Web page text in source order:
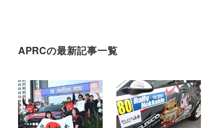
APRCの最新記事一覧